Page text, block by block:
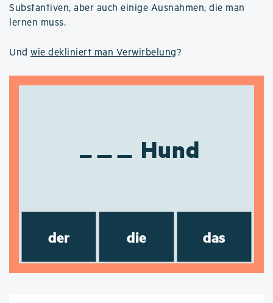
Substantiven, aber auch einige Ausnahmen, die man
lernen muss.
Und wie dekliniert man Verwirbelung?
Hund
der die das